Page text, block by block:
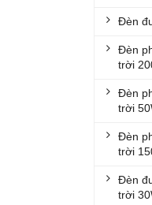
ĐÈN
ĐÈN
ĐÈN
ĐÈN
Đèn
Đèn
trời
Đèn
trời
Đèn
trời
Đèn
trời